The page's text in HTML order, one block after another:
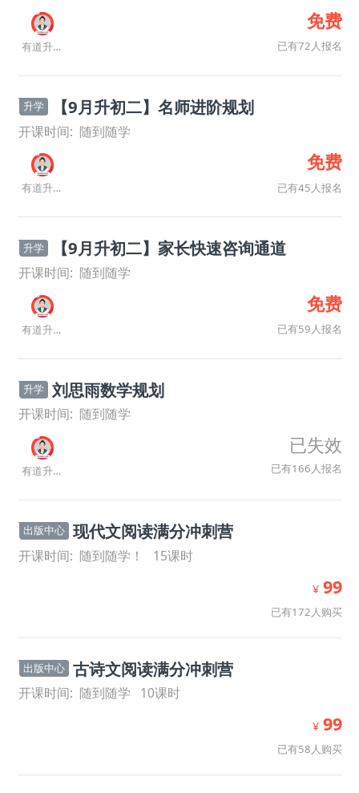
有道升学规划师
免费
已有72人报名
升学 【9月升初二】名师进阶规划
开课时间: 随到随学
有道升学规划师
免费
已有45人报名
升学 【9月升初二】家长快速咨询通道
开课时间: 随到随学
有道升学规划师
免费
已有59人报名
升学 刘思雨数学规划
开课时间: 随到随学
有道升学规划师
已失效
已有166人报名
出版中心 现代文阅读满分冲刺营
开课时间: 随到随学！ 15课时
¥ 99
已有172人购买
出版中心 古诗文阅读满分冲刺营
开课时间: 随到随学 10课时
¥ 99
已有58人购买